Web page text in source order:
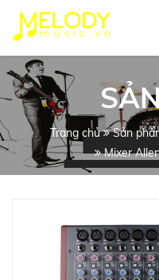
Trang chủ Sản
Mixer